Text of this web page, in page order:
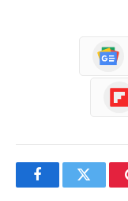
FacebookTwitter